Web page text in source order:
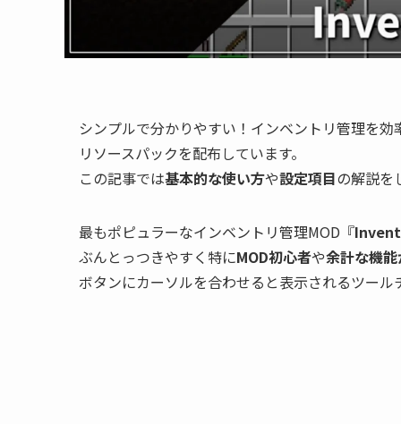
シンプルで分かりやすい！インベントリ管理を効
リソースパックを配布しています。
この記事では基本的な使い方や設定項目の解説を
最もポピュラーなインベントリ管理MOD『
ぶんとっつきやすく特にMOD初心者や余計な機
ボタンにカーソルを合わせると表示されるツー